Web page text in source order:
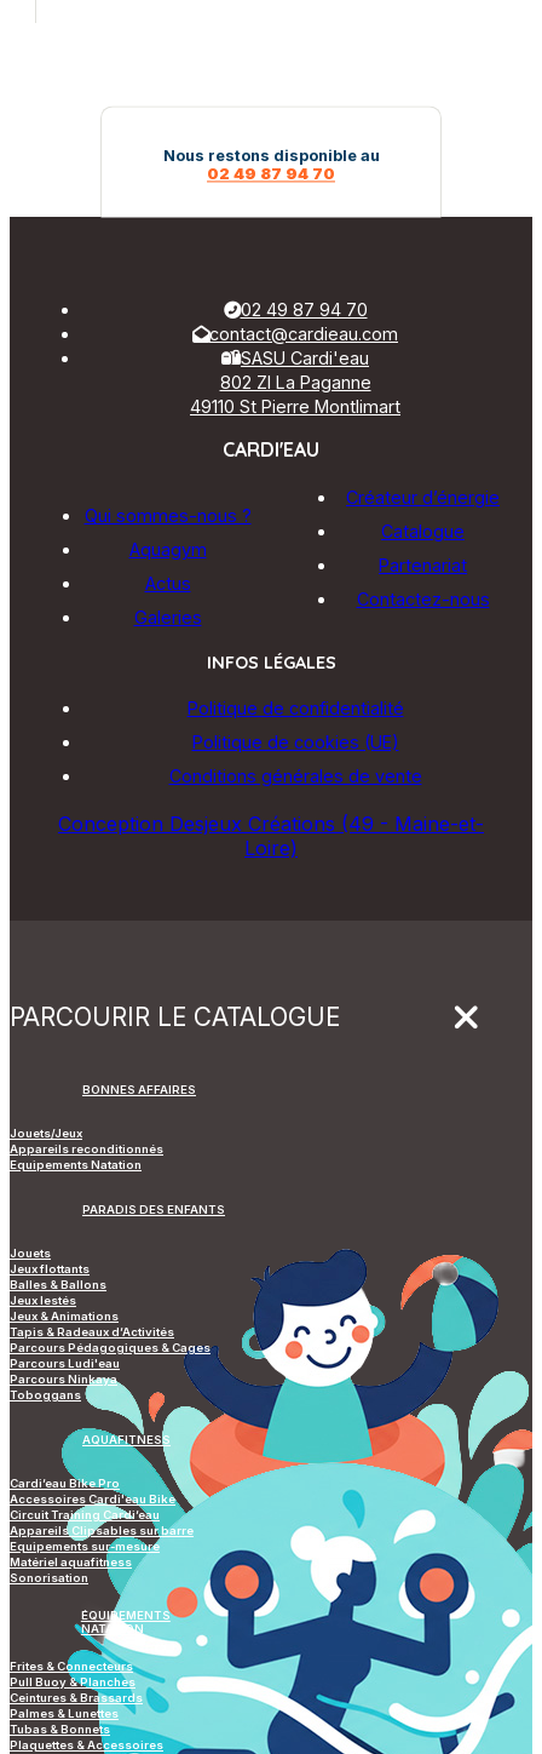
Nous restons disponible au
02 49 87 94 70
02 49 87 94 70
contact@cardieau.com
SASU Cardi'eau
802 ZI La Paganne
49110 St Pierre Montlimart
CARDI'EAU
Qui sommes-nous ?
Aquagym
Actus
Galeries
Créateur d’énergie
Catalogue
Partenariat
Contactez-nous
INFOS LÉGALES
Politique de confidentialité
Politique de cookies (UE)
Conditions générales de vente
Conception Desjeux Créations (49 - Maine-et-
Loire)
PARCOURIR LE CATALOGUE
BONNES AFFAIRES
Jouets/Jeux
Appareils reconditionnés
Equipements Natation
PARADIS DES ENFANTS
Jouets
Jeux flottants
Balles & Ballons
Jeux lestés
Jeux & Animations
Tapis & Radeaux d’Activités
Parcours Pédagogiques & Cages
Parcours Ludi'eau
Parcours Ninkaya
Toboggans
AQUAFITNESS
Cardi’eau Bike Pro
Accessoires Cardi'eau Bike
Circuit Training Cardi’eau
Appareils Clipsables sur barre
Equipements sur-mesure
Matériel aquafitness
Sonorisation
ÉQUIPEMENTS
NATATION
Frites & Connecteurs
Pull Buoy & Planches
Ceintures & Brassards
Palmes & Lunettes
Tubas & Bonnets
Plaquettes & Accessoires